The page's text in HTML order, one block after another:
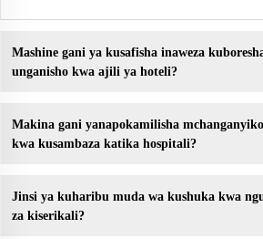
Mashine gani ya kusafisha inaweza
unganisho kwa ajili ya hoteli?
Makina gani yanapokamilisha
kwa kusambaza katika hospitali?
Jinsi ya kuharibu muda wa kushuka kwa
za kiserikali?